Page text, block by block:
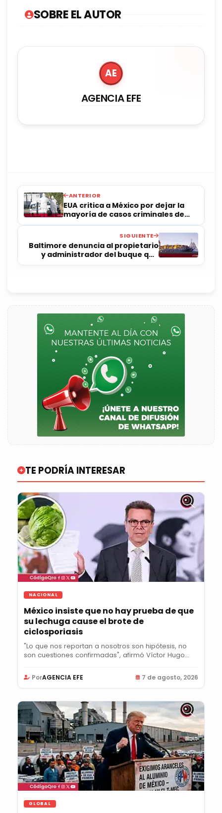
SOBRE EL AUTOR
AE
AGENCIA EFE
ANTERIOR
EUA critica a México por dejar la
mayoría de casos criminales de
2023 sin resolver
SIGUIENTE
Baltimore denuncia al propietario
y administrador del buque que
derribó un puente
TE PODRÍA INTERESAR
NACIONAL
México insiste que no hay prueba de que
su lechuga cause el brote de
ciclosporiasis
"Lo que nos reportan a nosotros son hipótesis, no
son cuestiones confirmadas", afirmó Víctor Hugo...
PorAGENCIA EFE 7 de agosto, 2026
GLOBAL